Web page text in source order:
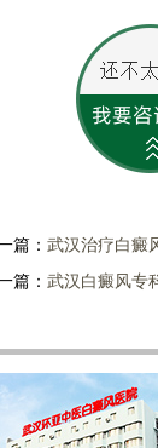
篇： 武汉治疗白癜
篇： 武汉白癜风专